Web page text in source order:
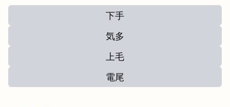
下手
気多
上毛
電尾